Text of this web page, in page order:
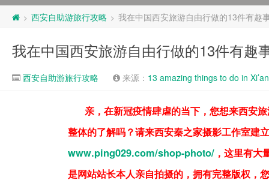
> 西安自助游旅行攻略 > 我在中国西安旅游自由行做的13件有趣
我在中国西安旅游自由行做的13件有趣
西安自助游旅行攻略 来源： 13 amazing things to do in
亲，在新冠疫情肆虐的当下，您想来西安
整体的了解吗？请来西安秦之家摄影工作室建
www.ping029.com/shop-photo/ ，这里有
是网站站长本人亲自拍摄的，拥有完整版权，